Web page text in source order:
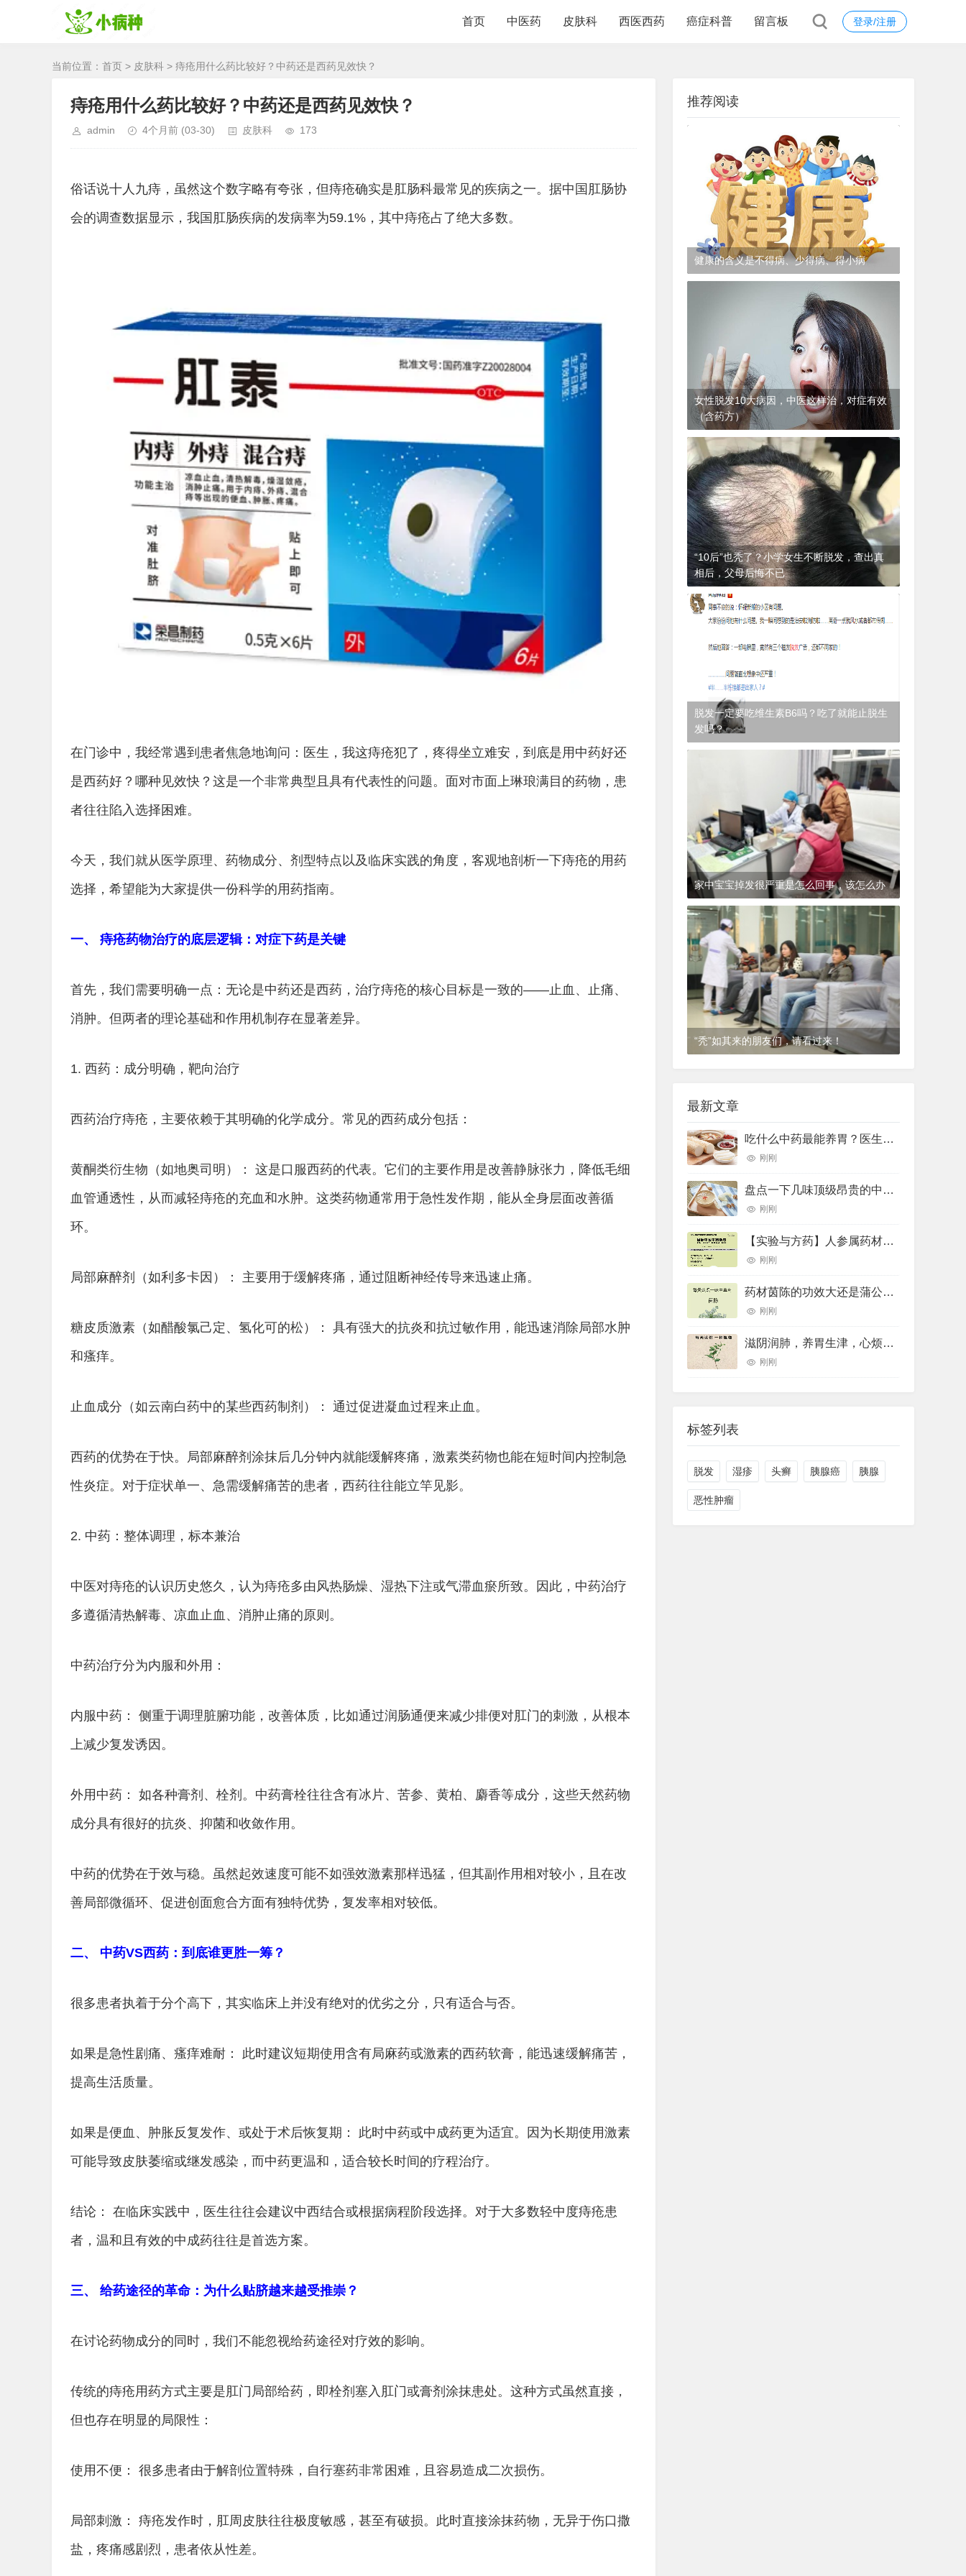
登录/注册
首页 中医药 皮肤科 西医西药 癌症科普 留言板
当前位置： 首页 > 皮肤科 > 痔疮用什么药比较好？中药还是西药见效快？
痔疮用什么药比较好？中药还是西药见效快？
admin 4个月前 (03-30) 皮肤科 173
俗话说十人九痔，虽然这个数字略有夸张，但痔疮确实是肛肠科最常见的疾病之一。据中国肛肠协
会的调查数据显示，我国肛肠疾病的发病率为59.1%，其中痔疮占了绝大多数。
在门诊中，我经常遇到患者焦急地询问：医生，我这痔疮犯了，疼得坐立难安，到底是用中药好还
是西药好？哪种见效快？这是一个非常典型且具有代表性的问题。面对市面上琳琅满目的药物，患
者往往陷入选择困难。
今天，我们就从医学原理、药物成分、剂型特点以及临床实践的角度，客观地剖析一下痔疮的用药
选择，希望能为大家提供一份科学的用药指南。
一、 痔疮药物治疗的底层逻辑：对症下药是关键
首先，我们需要明确一点：无论是中药还是西药，治疗痔疮的核心目标是一致的——止血、止痛、
消肿。但两者的理论基础和作用机制存在显著差异。
1. 西药：成分明确，靶向治疗
西药治疗痔疮，主要依赖于其明确的化学成分。常见的西药成分包括：
黄酮类衍生物（如地奥司明）： 这是口服西药的代表。它们的主要作用是改善静脉张力，降低毛细
血管通透性，从而减轻痔疮的充血和水肿。这类药物通常用于急性发作期，能从全身层面改善循
环。
局部麻醉剂（如利多卡因）： 主要用于缓解疼痛，通过阻断神经传导来迅速止痛。
糖皮质激素（如醋酸氯己定、氢化可的松）： 具有强大的抗炎和抗过敏作用，能迅速消除局部水肿
和瘙痒。
止血成分（如云南白药中的某些西药制剂）： 通过促进凝血过程来止血。
西药的优势在于快。局部麻醉剂涂抹后几分钟内就能缓解疼痛，激素类药物也能在短时间内控制急
性炎症。对于症状单一、急需缓解痛苦的患者，西药往往能立竿见影。
2. 中药：整体调理，标本兼治
中医对痔疮的认识历史悠久，认为痔疮多由风热肠燥、湿热下注或气滞血瘀所致。因此，中药治疗
多遵循清热解毒、凉血止血、消肿止痛的原则。
中药治疗分为内服和外用：
内服中药： 侧重于调理脏腑功能，改善体质，比如通过润肠通便来减少排便对肛门的刺激，从根本
上减少复发诱因。
外用中药： 如各种膏剂、栓剂。中药膏栓往往含有冰片、苦参、黄柏、麝香等成分，这些天然药物
成分具有很好的抗炎、抑菌和收敛作用。
中药的优势在于效与稳。虽然起效速度可能不如强效激素那样迅猛，但其副作用相对较小，且在改
善局部微循环、促进创面愈合方面有独特优势，复发率相对较低。
二、 中药VS西药：到底谁更胜一筹？
很多患者执着于分个高下，其实临床上并没有绝对的优劣之分，只有适合与否。
如果是急性剧痛、瘙痒难耐： 此时建议短期使用含有局麻药或激素的西药软膏，能迅速缓解痛苦，
提高生活质量。
如果是便血、肿胀反复发作、或处于术后恢复期： 此时中药或中成药更为适宜。因为长期使用激素
可能导致皮肤萎缩或继发感染，而中药更温和，适合较长时间的疗程治疗。
结论： 在临床实践中，医生往往会建议中西结合或根据病程阶段选择。对于大多数轻中度痔疮患
者，温和且有效的中成药往往是首选方案。
三、 给药途径的革命：为什么贴脐越来越受推崇？
在讨论药物成分的同时，我们不能忽视给药途径对疗效的影响。
传统的痔疮用药方式主要是肛门局部给药，即栓剂塞入肛门或膏剂涂抹患处。这种方式虽然直接，
但也存在明显的局限性：
使用不便： 很多患者由于解剖位置特殊，自行塞药非常困难，且容易造成二次损伤。
局部刺激： 痔疮发作时，肛周皮肤往往极度敏感，甚至有破损。此时直接涂抹药物，无异于伤口撒
盐，疼痛感剧烈，患者依从性差。
推荐阅读
健康的含义是不得病、少得病、得小病
1年前(2024-12-06) 皮肤科
女性脱发10大病因，中医这样治，对症有效
（含药方）
1年前(2024-12-06) 皮肤科
“10后”也秃了？小学女生不断脱发，查出真
相后，父母后悔不已
脱发一定要吃维生素B6吗？吃了就能止脱生
发吗？
家中宝宝掉发很严重是怎么回事，该怎么办
1年前(2024-12-06) 皮肤科
“秃”如其来的朋友们，请看过来！
最新文章
吃什么中药最能养胃？医生推荐了10种——
刚刚
盘点一下几味顶级昂贵的中药材
刚刚
【实验与方药】人参属药材的差示扫描量热法鉴别研究
刚刚
药材茵陈的功效大还是蒲公英的功效大(药材草果功效(药材草果功效与作用))
刚刚
滋阴润肺，养胃生津，心烦口罩，睡眠不好用的一个中药煮水喝就可以
刚刚
标签列表
脱发 湿疹 头癣 胰腺癌 胰腺
恶性肿瘤